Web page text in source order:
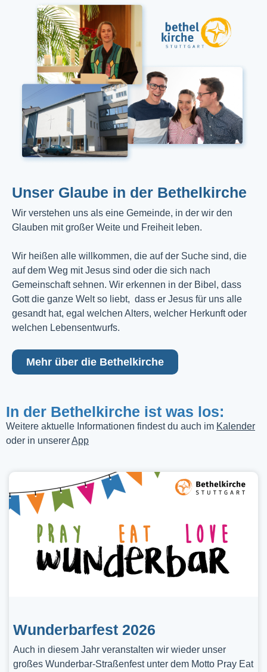
Unser Glaube in der Bethelkirche
Wir verstehen uns als eine Gemeinde, in der wir den
Glauben mit großer Weite und Freiheit leben.
Wir heißen alle willkommen, die auf der Suche sind, die
auf dem Weg mit Jesus sind oder die sich nach
Gemeinschaft sehnen. Wir erkennen in der Bibel, dass
Gott die ganze Welt so liebt, dass er Jesus für uns alle
gesandt hat, egal welchen Alters, welcher Herkunft oder
welchen Lebensentwurfs.
Mehr über die Bethelkirche
In der Bethelkirche ist was los:
Weitere aktuelle Informationen findest du auch im Kalender
oder in unsererApp
Wunderbarfest 2026
Auch in diesem Jahr veranstalten wir wieder unser
großes Wunderbar-Straßenfest unter dem Motto Pray Eat